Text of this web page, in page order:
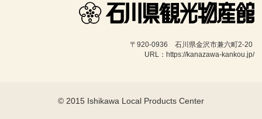
〒920-0936　石川県金沢市兼六町2-20
URL：https://kanazawa-kankou.jp/
© 2015 Ishikawa Local Products Center